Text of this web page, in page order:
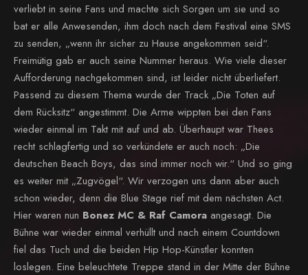
verliebt in seine Fans und machte sich Sorgen um sie und so
bat er alle Anwesenden, ihm doch nach dem Festival eine SMS
zu senden, „wenn ihr sicher zu Hause angekommen seid“.
Freimütig gab er auch seine Nummer heraus. Wie viele dieser
Aufforderung nachgekommen sind, ist leider nicht überliefert.
Passend zu diesem Thema wurde der Track „Die Toten auf
dem Rücksitz“ angestimmt. Die Arme wippten bei den Fans
wieder einmal im Takt mit auf und ab. Überhaupt war Thees
recht schlagfertig und so verkündete er auch noch: „Die
deutschen Beach Boys, das sind immer noch wir.“ Und so ging
es weiter mit „Zugvögel“. Wir verzogen uns dann aber auch
schon wieder, denn die Blue Stage rief mit dem nächsten Act.
Hier waren nun Bonez MC & Raf Camora angesagt. Die
Bühne war wieder einmal verhüllt und nach einem Countdown
fiel das Tuch und die beiden Hip Hop-Künstler konnten
loslegen. Eine beleuchtete Treppe stand in der Mitte der Bühne